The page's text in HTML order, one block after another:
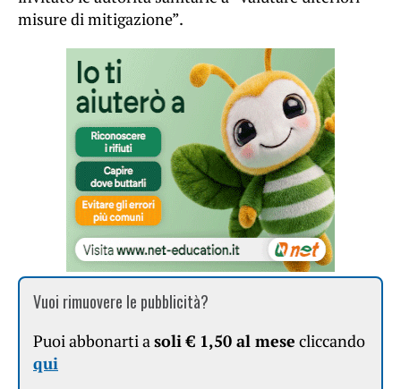
misure di mitigazione”.
Vuoi rimuovere le pubblicità?
Puoi abbonarti asoli € 1,50 al mese cliccando
qui